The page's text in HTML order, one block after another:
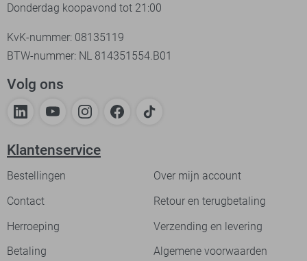
Donderdag koopavond tot 21:00
KvK-nummer: 08135119
BTW-nummer: NL 814351554.B01
Volg ons
Klantenservice
Bestellingen
Over mijn account
Contact
Retour en terugbetaling
Herroeping
Verzending en levering
Betaling
Algemene voorwaarden